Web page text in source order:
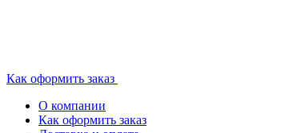
Как оформить заказ
О компании
Как оформить заказ